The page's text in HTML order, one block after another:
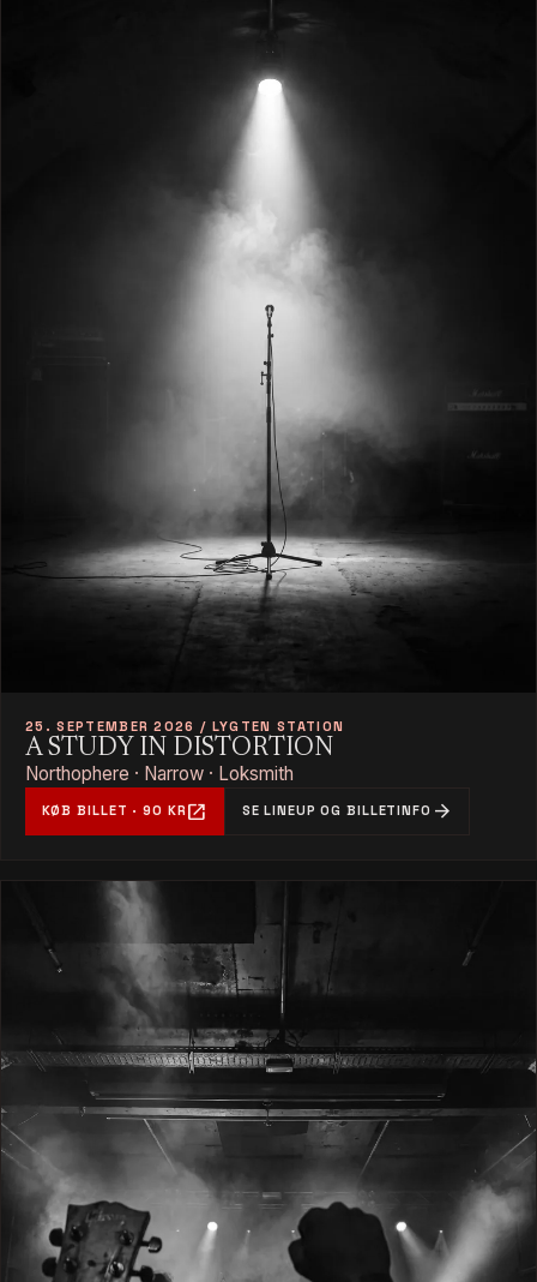
25. SEPTEMBER 2026 / LYGTEN STATION
A STUDY IN DISTORTION
Northophere · Narrow · Loksmith
KØB BILLET · 90 KR open_in_new SE LINEUP OG BILLETINFO arrow_forward